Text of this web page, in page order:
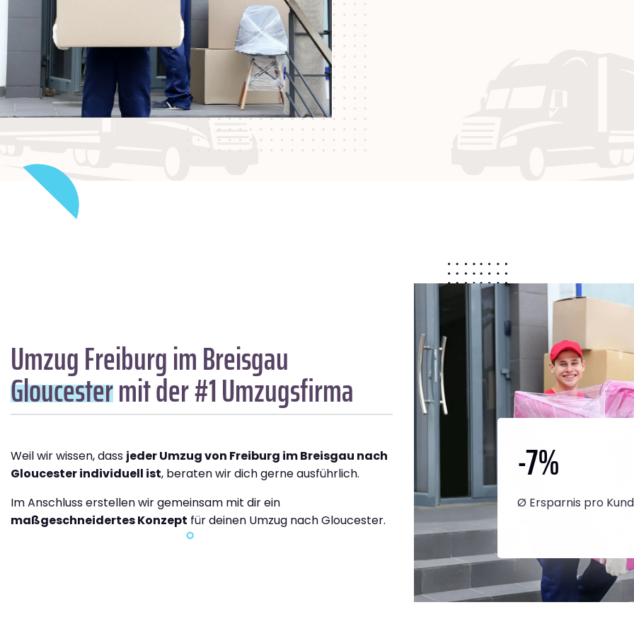
Umzug Freiburg im Breisgau
Gloucestermit der #1 Umzugsfirma
Weil wir wissen, dass jeder Umzug von Freiburg im Breisgau nach
Gloucester individuell ist, beraten wir dich gerne ausführlich.
Im Anschluss erstellen wir gemeinsam mit dir ein
maßgeschneidertes Konzept für deinen Umzug nach Gloucester.
-7%
Ø Ersparnis pro